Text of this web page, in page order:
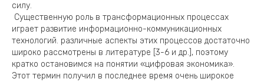
силу.
Существенную роль в трансформационных процессах
играет развитие информационно-коммуникационных
технологий. различные аспекты этих процессов достаточно
широко рассмотрены в литературе [3-6 и др.], поэтому
кратко остановимся на понятии «цифровая экономика».
Этот термин получил в последнее время очень широкое